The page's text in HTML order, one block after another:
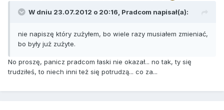
W dniu 23.07.2012 o 20:16, Pradcom napisał(a):
nie napiszę który zużyłem, bo wiele razy musiałem zmieniać,
bo były już zużyte.
No proszę, panicz pradcom łaski nie okazał... no tak, ty się
trudziłeś, to niech inni też się potrudzą... co za...